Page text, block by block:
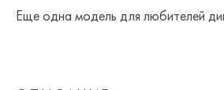
Еще одна модель для любителей